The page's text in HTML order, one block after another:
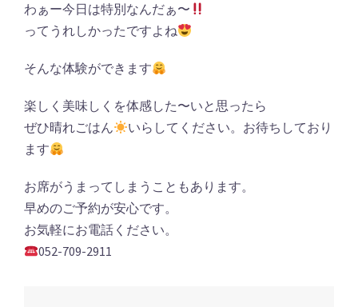
わぁー今日は特別なんだぁ〜
ってうれしかったですよね
そんな体験ができます
楽しく美味しくを体感した〜いと思ったら
ぜひ晴れごはん
いらしてください。お待ちしており
ます
お席がうまってしまうこともあります。
早めのご予約が安心です。
お気軽にお電話ください。
052-709-2911